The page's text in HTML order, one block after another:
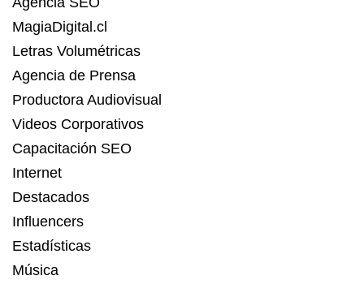
MagiaDigital.cl
Letras Volumétricas
Agencia de Prensa
Productora Audiovisual
Videos Corporativos
Capacitación SEO
Internet
Destacados
Influencers
Estadísticas
Música